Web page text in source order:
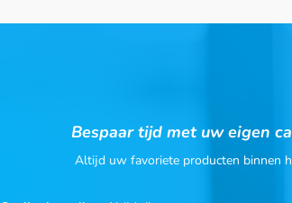
Bespaar tijd met uw eigen
Altijd uw favoriete producten binnen